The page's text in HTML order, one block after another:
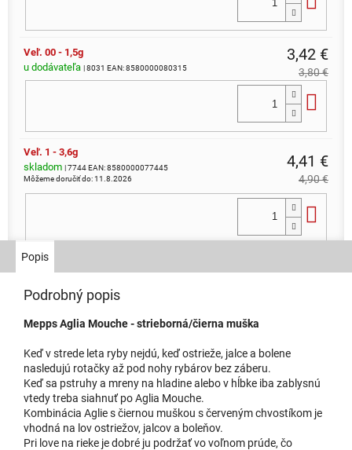
Veľ. 00 - 1,5g
u dodávateľa | 8031 EAN:8580000080315
3,42 €
3,80 €
Veľ. 1 - 3,6g
skladom | 7744EAN:8580000077445
Môžeme doručiť do:11.8.2026
4,41 €
4,90 €
Veľ. 2 - 4,6g
3,42 €
Popis
Podrobný popis
Mepps Aglia Mouche - strieborná/čierna muška
Keď v strede leta ryby nejdú, keď ostrieže, jalce a bolene
nasledujú rotačky až pod nohy rybárov bez záberu.
Keď sa pstruhy a mreny na hladine alebo v hĺbke iba zablysnú
vtedy treba siahnuť po Aglia Mouche.
Kombinácia Aglie s čiernou muškou s červeným chvostíkom je
vhodná na lov ostriežov, jalcov a boleňov.
Pri love na rieke je dobré ju podržať vo voľnom prúde, čo